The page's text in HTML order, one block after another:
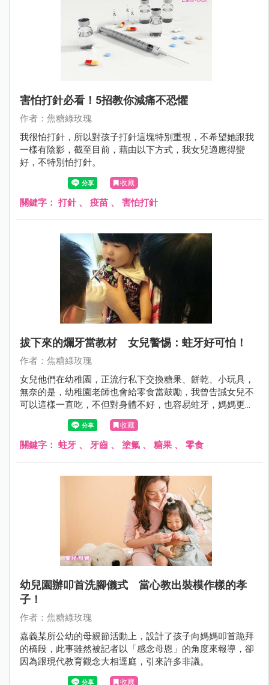
害怕打針必看！5招教你減痛不恐懼
作者：焦糖綠玫瑰
我很怕打針，所以對孩子打針這塊特別重視，不希望她跟我
一樣有陰影，截至目前，藉由以下方式，我女兒適應得蠻
好，不特別怕打針。
收藏
關鍵字： 打針 、 疫苗 、 害怕打針
拔下來的爛牙當教材 女兒警惕：蛀牙好可怕！
作者：焦糖綠玫瑰
女兒他們在幼稚園，正流行私下交換糖果、餅乾、小玩具，
無奈的是，幼稚園老師也會給零食當鼓勵，我曾告誡女兒不
可以這樣一直吃，不但對身體不好，也容易蛀牙，媽媽更怕
是陌生人刻意給的有毒食物，但她仍禁不起誘惑，常常從口
袋掏出來路不明的小零嘴。收藏
關鍵字： 蛀牙 、 牙齒 、 塗氟 、 糖果 、 零食
幼兒園辦叩首洗腳儀式 當心教出裝模作樣的孝
子！
作者：焦糖綠玫瑰
嘉義某所公幼的母親節活動上，設計了孩子向媽媽叩首跪拜
的橋段，此事雖然被記者以「感念母恩」的角度來報導，卻
因為跟現代教育觀念大相逕庭，引來許多非議。
收藏